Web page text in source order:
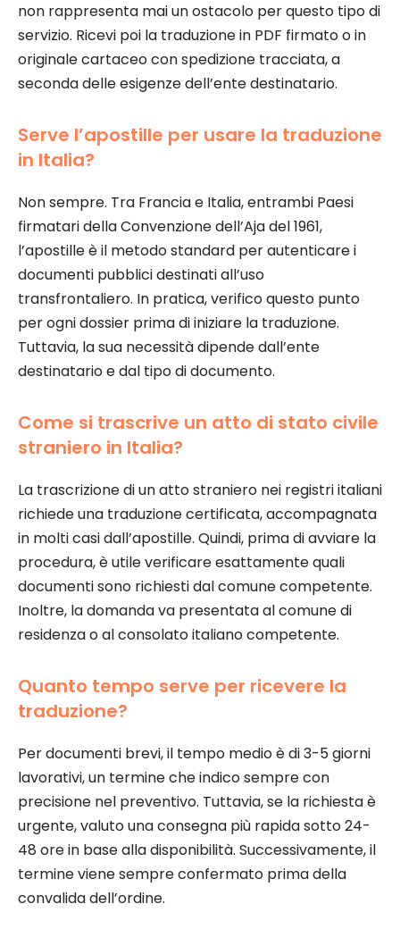
non rappresenta mai un ostacolo per questo tipo di
servizio. Ricevi poi la traduzione in PDF firmato o in
originale cartaceo con spedizione tracciata, a
seconda delle esigenze dell’ente destinatario.
Serve l’apostille per usare la traduzione
in Italia?
Non sempre. Tra Francia e Italia, entrambi Paesi
firmatari della Convenzione dell’Aja del 1961,
l’apostille è il metodo standard per autenticare i
documenti pubblici destinati all’uso
transfrontaliero. In pratica, verifico questo punto
per ogni dossier prima di iniziare la traduzione.
Tuttavia, la sua necessità dipende dall’ente
destinatario e dal tipo di documento.
Come si trascrive un atto di stato civile
straniero in Italia?
La trascrizione di un atto straniero nei registri italiani
richiede una traduzione certificata, accompagnata
in molti casi dall’apostille. Quindi, prima di avviare la
procedura, è utile verificare esattamente quali
documenti sono richiesti dal comune competente.
Inoltre, la domanda va presentata al comune di
residenza o al consolato italiano competente.
Quanto tempo serve per ricevere la
traduzione?
Per documenti brevi, il tempo medio è di 3-5 giorni
lavorativi, un termine che indico sempre con
precisione nel preventivo. Tuttavia, se la richiesta è
urgente, valuto una consegna più rapida sotto 24-
48 ore in base alla disponibilità. Successivamente, il
termine viene sempre confermato prima della
convalida dell’ordine.